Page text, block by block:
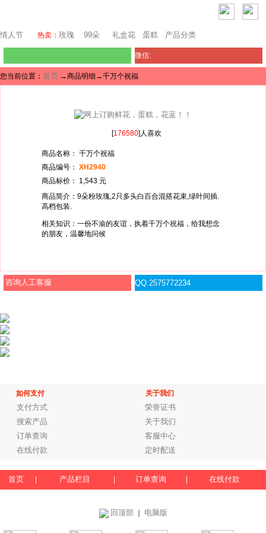
情人节 热卖： 玫瑰 99朵 礼盒花 蛋糕 产品分类
微信:
您当前位置： 首页 →商品明细→千万个祝福
[176580]人喜欢
商品名称： 千万个祝福
商品编号： XH2940
商品标价： 1,543 元
商品简介：9朵粉玫瑰,2只多头白百合混搭花束,绿叶间插.
高档包装.
相关知识：一份不渝的友谊，执着千万个祝福，给我想念
的朋友，温馨地问候
咨询人工客服 QQ:2575772234
如何支付 关于我们
支付方式
荣誉证书
搜索产品
关于我们
订单查询
客服中心
在线付款
定时配送
首页 产品栏目 订单查询 在线付款
回顶部 电脑版